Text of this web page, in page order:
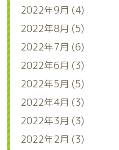
2022年9月 (4)
2022年8月 (5)
2022年7月 (6)
2022年6月 (3)
2022年5月 (5)
2022年4月 (3)
2022年3月 (3)
2022年2月 (3)